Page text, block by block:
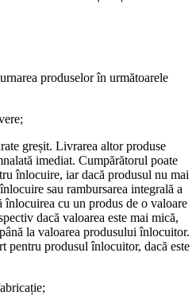
produselor în următoarele
greșit. Livrarea altor produse
imediat. Cumpărătorul poate
înlocuire, iar dacă produsul nu mai
sau rambursarea integrală a
înlocuirea cu un produs de o valoare
dacă valoarea este mai mică,
la valoarea produsului înlocuitor.
pentru produsul înlocuitor, dacă este